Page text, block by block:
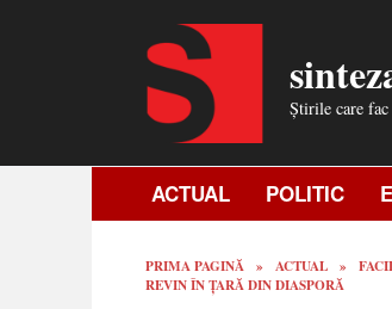
Știrile care fac
ACTUAL POLITIC
PRIMA PAGINĂ » ACTUAL »
REVIN ÎN ȚARĂ DIN DIASPORĂ